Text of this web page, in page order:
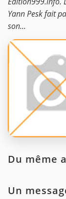
Yann Pesk fait
son...
Du même
Un